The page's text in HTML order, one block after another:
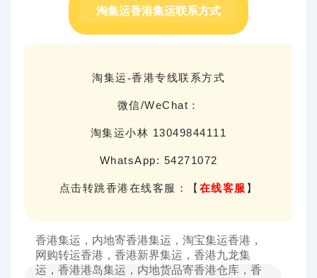
淘集运香港集运联系方式
淘集运-香港专线联系方式
微信/WeChat：
淘集运小林 13049844111
WhatsApp: 54271072
点击转跳香港在线客服： 【 在线客服 】
香港集运，内地寄香港集运，淘宝集运香港，
网购转运香港，香港新界集运，香港九龙集
运，香港港岛集运，内地货品寄香港仓库，香